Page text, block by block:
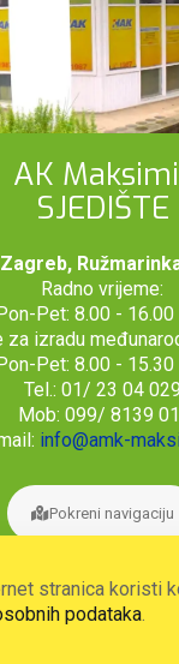
AK
SJEDIŠTE
Zagreb,
Radno vrijeme:
Pet: 8.00 -
za izradu
Pet: 8.00 -
Tel.: 01/ 23 04 029
Mob: 099/ 8139
info@amk-
Pokreni navigaciju
stranica koristi
podataka